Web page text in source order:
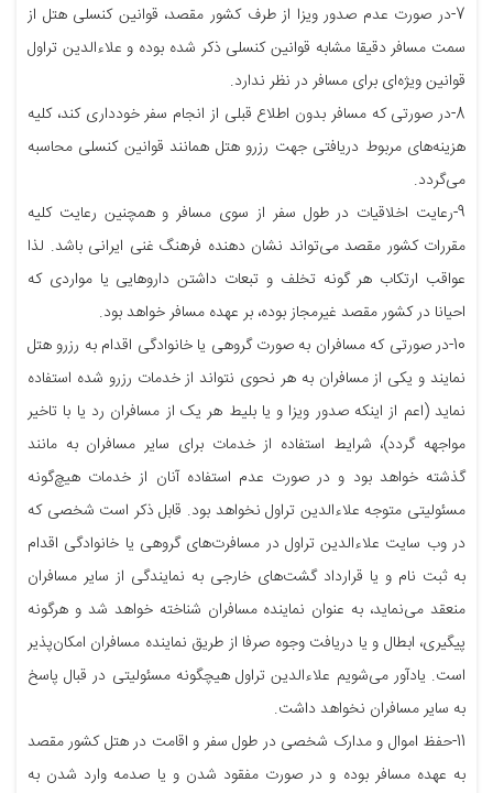
7-در صورت عدم صدور ویزا از طرف کشور مقصد، قوانین کنسلی هتل از
سمت مسافر دقیقا مشابه قوانین کنسلی ذکر شده بوده و علاءالدین تراول
قوانین ویژه‌ای برای مسافر در نظر ندارد.
8-در صورتی که مسافر بدون اطلاع قبلی از انجام سفر خودداری کند، کلیه
هزینه‌های مربوط دریافتی جهت رزرو هتل همانند قوانین کنسلی محاسبه
می‌گردد.
9-رعایت اخلاقیات در طول سفر از سوی مسافر و همچنین رعایت کلیه
مقررات کشور مقصد می‌تواند نشان دهنده فرهنگ غنی ایرانی باشد. لذا
عواقب ارتکاب هر گونه تخلف و تبعات داشتن داروهایی یا مواردی که
احیانا در کشور مقصد غیر‌مجاز بوده، بر عهده مسافر خواهد بود.
10-در صورتی که مسافران به صورت گروهی یا خانوادگی اقدام به رزرو هتل
نمایند و یکی از مسافران به هر نحوی نتواند از خدمات رزرو شده استفاده
نماید (اعم از اینکه صدور ویزا و یا بلیط هر یک از مسافران رد یا با تاخیر
مواجهه گردد)، شرایط استفاده از خدمات برای سایر مسافران به مانند
گذشته خواهد بود و در صورت عدم استفاده آنان از خدمات هیچ‌گونه
مسئولیتی متوجه علاءالدین تراول نخواهد بود. قابل ذکر است شخصی که
در وب سایت علاءالدین تراول در مسافرت‌های گروهی یا خانوادگی اقدام
به ثبت نام و یا قرارداد گشت‌های خارجی به نمایندگی از سایر مسافران
منعقد می‌نماید، به عنوان نماینده مسافران شناخته خواهد شد و هرگونه
پیگیری، ابطال و یا دریافت وجوه صرفا از طریق نماینده مسافران امکان‌پذیر
است. یادآور می‌شویم علاءالدین تراول هیچگونه مسئولیتی در قبال پاسخ
به سایر مسافران نخواهد داشت.
11-حفظ اموال و مدارک شخصی در طول سفر و اقامت در هتل کشور مقصد
به عهده مسافر بوده و در صورت مفقود شدن و یا صدمه وارد شدن به